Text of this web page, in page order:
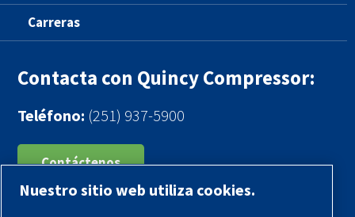
Carreras
Contacta con Quincy Compressor:
Teléfono: (251) 937-5900
Contáctenos
Nuestro sitio web utiliza cookies.